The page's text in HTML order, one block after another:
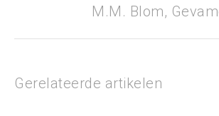
Volgend
M.M. Blom,
Gerelateerde artikelen